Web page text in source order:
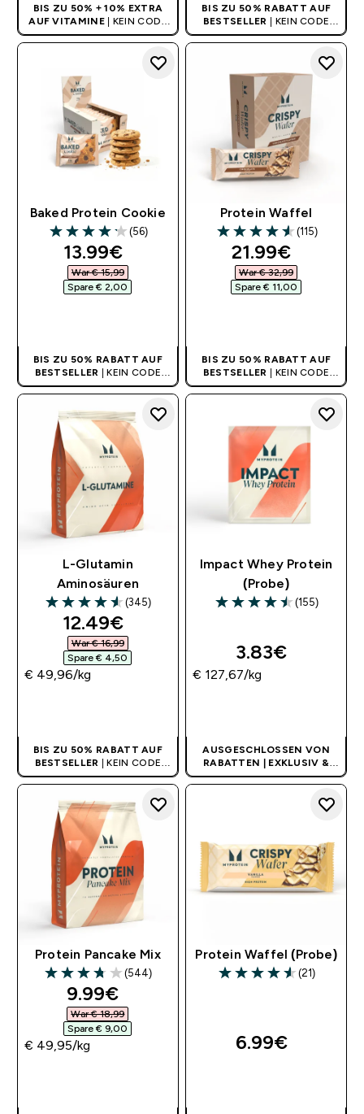
BIS ZU 50% + 10% EXTRA
AUF VITAMINE | KEIN CODE
BENÖTIGT
BIS ZU 50% RABATT AUF
BESTSELLER | KEIN CODE
BENÖTIGT
Baked Protein Cookie
4.16 out of 5 stars
(56)
discounted price
13.99€‎
War € 15,99‎
Spare € 2,00‎
BIS ZU 50% RABATT AUF
BESTSELLER
| KEIN CODE
BENÖTIGT
Protein Waffel
4.56 out of 5 stars
(115)
discounted
21.99€‎
War € 32,99‎
Spare € 11,00‎
BIS ZU 50% RABATT AUF
BESTSELLER
| KEIN CODE
BENÖTIGT
L-Glutamin
Aminosäuren
4.56 out of 5 stars
(345)
discounted price
12.49€‎
War € 16,99‎
Spare € 4,50‎
€ 49,96‎/kg
BIS ZU 50% RABATT AUF
BESTSELLER
| KEIN CODE
BENÖTIGT
Impact Whey Protein
(Probe)
4.52 out of 5 stars
(155)
3.83€‎
€ 127,67‎/kg
AUSGESCHLOSSEN VON
RABATTEN | EXKLUSIV &
LIMITIERT
Protein Pancake Mix
3.73 out of 5 stars
(544)
discounted price
9.99€‎
War € 18,99‎
Spare € 9,00‎
€ 49,95‎/kg
Protein Waffel (Probe)
4.57 out of 5 stars
(21)
6.99€‎